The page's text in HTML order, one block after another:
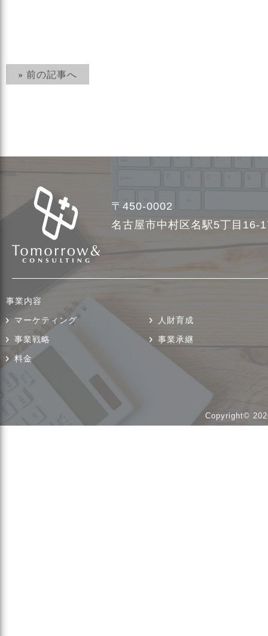
» 前の記事へ
〒450-0002
名古屋市中村区名駅5丁目
事業内容
マーケティング
人財育成
事業戦略
事業承継
料金
Copyright©